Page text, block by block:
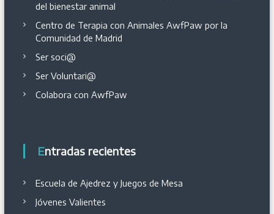
del bienestar animal
Centro de Terapia con Animales AwfPaw por la
Comunidad de Madrid
Ser soci@
Ser Voluntari@
Colabora con AwfPaw
Entradas recientes
Escuela de Ajedrez y Juegos de Mesa
Jóvenes Valientes